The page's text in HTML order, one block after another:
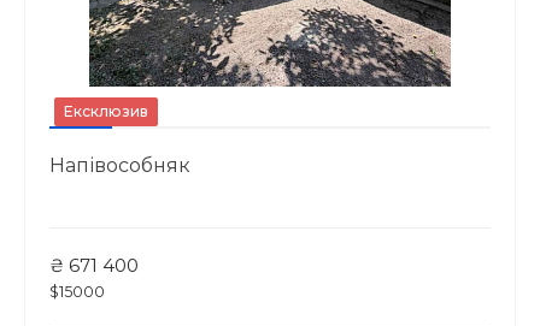
Ексклюзив
Напівособняк
₴ 671 400
$15000